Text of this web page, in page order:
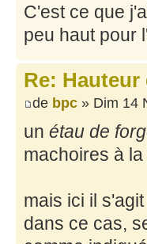
C'est ce que
peu haut pour
Re:
de bpc » Dim 14
un étau de
machoires à
mais ici il
dans ce cas,